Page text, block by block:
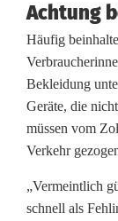
t
Achtung
Häufig
Bekleidung
Geräte, die
müssen vom
Verkehr
„Vermeintlich
schnell als